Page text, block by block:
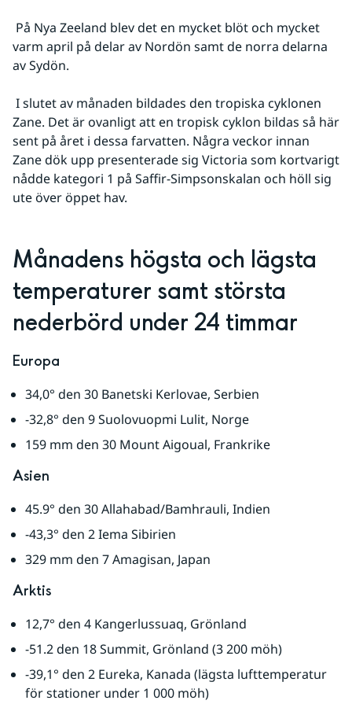
varm april på delar av Nordön samt de norra delarna
av Sydön.
Zane. Det är ovanligt att en tropisk cyklon bildas så här
sent på året i dessa farvatten. Några veckor innan
Zane dök upp presenterade sig Victoria som kortvarigt
nådde kategori 1 på Saffir-Simpsonskalan och höll sig
ute över öppet hav.
Månadens högsta och lägsta
temperaturer samt största
nederbörd under 24 timmar
Europa
34,0° den 30 Banetski Kerlovae, Serbien
-32,8° den 9 Suolovuopmi Lulit, Norge
159 mm den 30 Mount Aigoual, Frankrike
Asien
45.9° den 30 Allahabad/Bamhrauli, Indien
-43,3° den 2 Iema Sibirien
329 mm den 7 Amagisan, Japan
Arktis
12,7° den 4 Kangerlussuaq, Grönland
-51.2 den 18 Summit, Grönland (3 200 möh)
-39,1° den 2 Eureka, Kanada (lägsta lufttemperatur
för stationer under 1 000 möh)